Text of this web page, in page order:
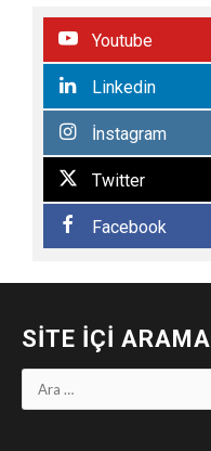
Youtube
Linkedin
İnstagram
Twitter
Facebook
SITE İÇI ARAMA
Arama: